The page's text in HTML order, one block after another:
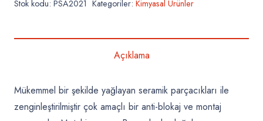
Stok kodu: PSA2021 Kategoriler: Kimyasal Ürünler
Açıklama
Mükemmel bir şekilde yağlayan seramik parçacıkları ile
zenginleştirilmiştir çok amaçlı bir anti-blokaj ve montaj